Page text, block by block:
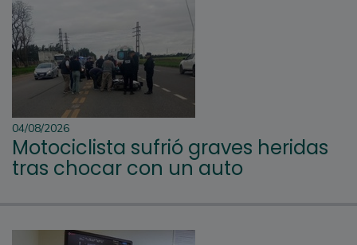
04/08/2026
Motociclista sufrió graves heridas
tras chocar con un auto